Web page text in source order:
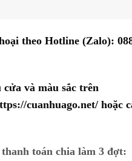
theo Hotline (Zalo):
cửa và màu sắc trên
cuanhuago.net/ hoặc
toán chia làm 3 đợt: